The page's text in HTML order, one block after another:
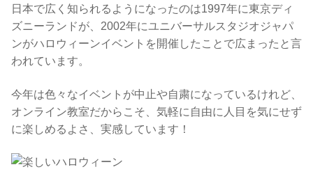
日本で広く知られるようになったのは1997年に東京ディ
ズニーランドが、2002年にユニバーサルスタジオジャパ
ンがハロウィーンイベントを開催したことで広まったと言
われています。
今年は色々なイベントが中止や自粛になっているけれど、
オンライン教室だからこそ、気軽に自由に人目を気にせず
に楽しめるよさ、実感しています！